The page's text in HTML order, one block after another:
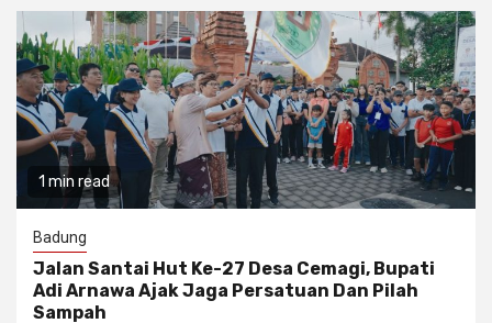
1 min read
Badung
Jalan Santai Hut Ke-27 Desa Cemagi, Bupati
Adi Arnawa Ajak Jaga Persatuan Dan Pilah
Sampah